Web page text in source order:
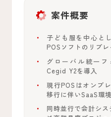
案件概要
子ども服を中心と
POSソフトのリプレ
グローバル統一
Cegid Y2を導入
現行POSはオンプ
移行に伴いSaaS環
同時並行で会計シ